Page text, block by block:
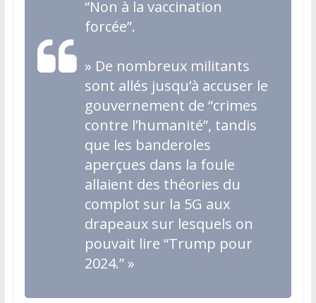
“Non à la vaccination
forcée”.
» De nombreux militants
sont allés jusqu’à accuser le
gouvernement de “crimes
contre l’humanité”, tandis
que les banderoles
aperçues dans la foule
allaient des théories du
complot sur la 5G aux
drapeaux sur lesquels on
pouvait lire “Trump pour
2024.” »